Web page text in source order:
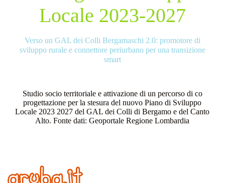
Locale 2023-2027
Verso un GAL dei Colli Bergamaschi 2.0: promotore di
sviluppo rurale e connettore periurbano per una transizione
smart
Studio socio territoriale e attivazione di un percorso di co
progettazione per la stesura del nuovo Piano di Sviluppo
Locale 2023 2027 del GAL dei Colli di Bergamo e del Canto
Alto. Fonte dati: Geoportale Regione Lombardia